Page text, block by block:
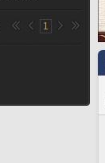
1